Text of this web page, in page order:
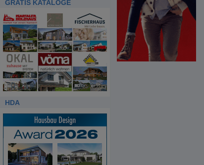
GRATIS KATALOGE
HDA